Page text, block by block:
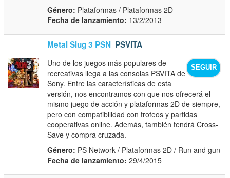
Género: Plataformas / Plataformas 2D
Fecha de lanzamiento: 13/2/2013
Metal Slug 3 PSN PSVITA
SEGUIR
Uno de los juegos más populares de
recreativas llega a las consolas PSVITA de
Sony. Entre las características de esta
versión, nos encontramos con que nos ofrecerá el
mismo juego de acción y plataformas 2D de siempre,
pero con compatibilidad con trofeos y partidas
cooperativas online. Además, también tendrá Cross-
Save y compra cruzada.
Género: PS Network / Plataformas 2D / Run and gun
Fecha de lanzamiento: 29/4/2015